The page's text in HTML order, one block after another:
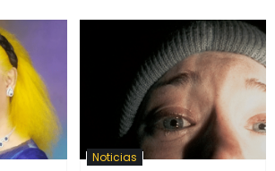
Noticias